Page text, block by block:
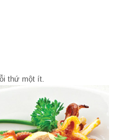
thứ một ít.